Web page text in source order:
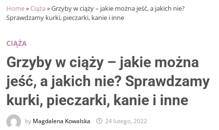
Home» Ciąża »Grzyby w ciąży – jakie można jeść, a jakich nie?
Sprawdzamy kurki, pieczarki, kanie i inne
CIĄŻA
Grzyby w ciąży – jakie można
jeść, a jakich nie? Sprawdzamy
kurki, pieczarki, kanie i inne
by Magdalena Kowalska 24 lutego, 2022